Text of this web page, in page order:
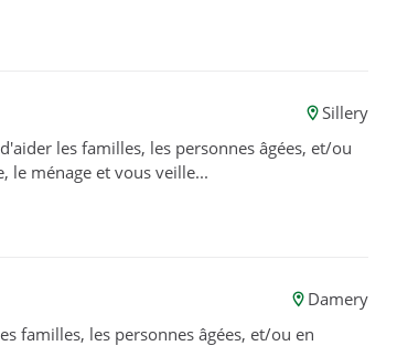
Sillery
les familles, les personnes âgées, et/ou
le ménage et vous veille...
Damery
familles, les personnes âgées, et/ou en